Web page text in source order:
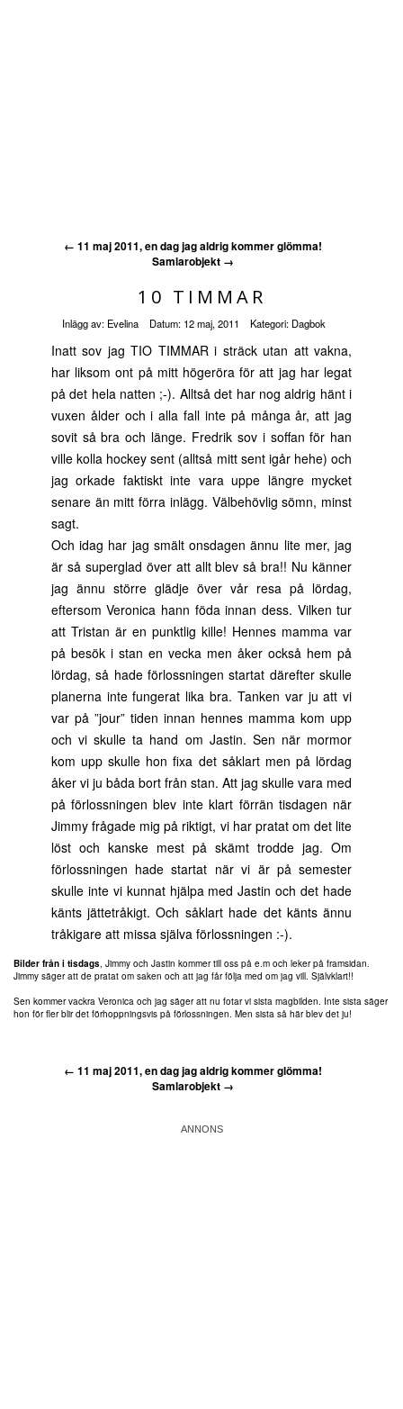
← 11 maj 2011, en dag jag aldrig kommer glömma!
Samlarobjekt →
10 TIMMAR
Inlägg av: Evelina Datum: 12 maj, 2011 Kategori: Dagbok
Inatt sov jag TIO TIMMAR i sträck utan att vakna,
har liksom ont på mitt högeröra för att jag har legat
på det hela natten ;-). Alltså det har nog aldrig hänt i
vuxen ålder och i alla fall inte på många år, att jag
sovit så bra och länge. Fredrik sov i soffan för han
ville kolla hockey sent (alltså mitt sent igår hehe) och
jag orkade faktiskt inte vara uppe längre mycket
senare än mitt förra inlägg. Välbehövlig sömn, minst
sagt.
Och idag har jag smält onsdagen ännu lite mer, jag
är så superglad över att allt blev så bra!! Nu känner
jag ännu större glädje över vår resa på lördag,
eftersom Veronica hann föda innan dess. Vilken tur
att Tristan är en punktlig kille! Hennes mamma var
på besök i stan en vecka men åker också hem på
lördag, så hade förlossningen startat därefter skulle
planerna inte fungerat lika bra. Tanken var ju att vi
var på ”jour” tiden innan hennes mamma kom upp
och vi skulle ta hand om Jastin. Sen när mormor
kom upp skulle hon fixa det såklart men på lördag
åker vi ju båda bort från stan. Att jag skulle vara med
på förlossningen blev inte klart förrän tisdagen när
Jimmy frågade mig på riktigt, vi har pratat om det lite
löst och kanske mest på skämt trodde jag. Om
förlossningen hade startat när vi är på semester
skulle inte vi kunnat hjälpa med Jastin och det hade
känts jättetråkigt. Och såklart hade det känts ännu
tråkigare att missa själva förlossningen :-).
Bilder från i tisdags, Jimmy och Jastin kommer till oss på e.m och leker på framsidan.
Jimmy säger att de pratat om saken och att jag får följa med om jag vill. Självklart!!
Sen kommer vackra Veronica och jag säger att nu fotar vi sista magbilden. Inte sista säger
hon för fler blir det förhoppningsvis på förlossningen. Men sista så här blev det ju!
← 11 maj 2011, en dag jag aldrig kommer glömma!
Samlarobjekt →